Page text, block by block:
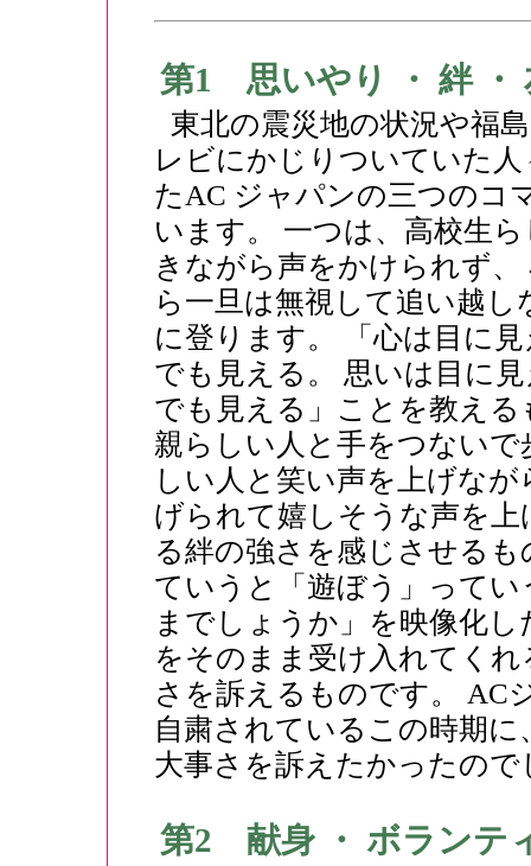
第1 思いやり ・ 絆 ・
東北の震災地の状況や福
レビにかじりついていた
たAC ジャパンの三つのコ
います。 一つは、高校生
きながら声をかけられず
ら一旦は無視して追い越
に登ります。 「心は目に
でも見える。 思いは目に
でも見える」ことを教え
親らしい人と手をつない
しい人と笑い声を上げな
げられて嬉しそうな声を
る絆の強さを感じさせる
ていうと「遊ぼう」って
までしょうか」を映像化
をそのまま受け入れてく
さを訴えるものです。 AC
自粛されているこの時期
大事さを訴えたかったので
第2 献身 ・ ボランテ